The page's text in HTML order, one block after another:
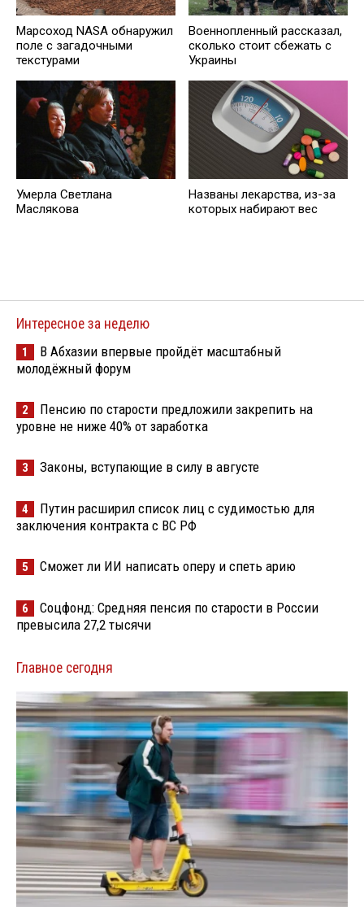
Марсоход NASA обнаружил
поле с загадочными
текстурами
Военнопленный рассказал,
сколько стоит сбежать с
Украины
Умерла Светлана
Маслякова
Названы лекарствa, из-за
которых набирают вес
Интересное за неделю
1
В Абхазии впервые пройдёт масштабный
молодёжный форум
2
Пенсию по старости предложили закрепить на
уровне не ниже 40% от заработка
3 Законы, вступающие в силу в августе
4
Путин расширил список лиц с судимостью для
заключения контракта с ВС РФ
5 Сможет ли ИИ написать оперу и спеть арию
6
Соцфонд: Средняя пенсия по старости в России
превысила 27,2 тысячи
Главное сегодня